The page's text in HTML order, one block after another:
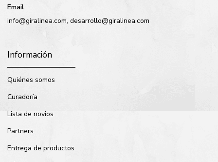
Email
info@giralinea.com, desarrollo@giralinea.com
Información
Quiénes somos
Curadoría
Lista de novios
Partners
Entrega de productos